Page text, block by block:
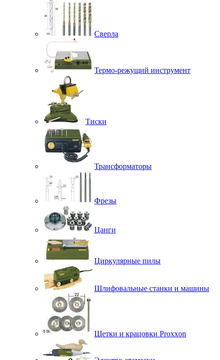
Сверла
Термо-режущий инструмент
Тиски
Трансформаторы
Фрезы
Цанги
Циркулярные пилы
Шлифовальные станки и машины
Щетки и крацовки Proxxon